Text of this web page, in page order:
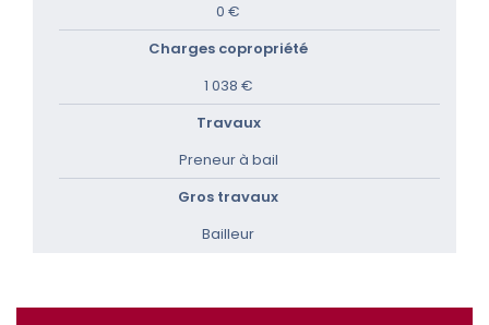
0 €
Charges copropriété
1 038 €
Travaux
Preneur à bail
Gros travaux
Bailleur